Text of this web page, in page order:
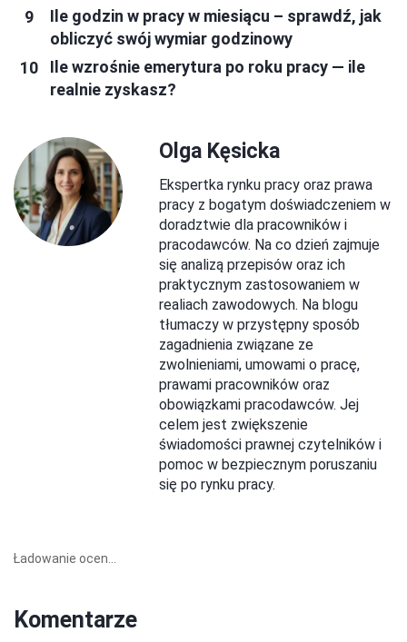
Ile godzin w pracy w miesiącu – sprawdź, jak
obliczyć swój wymiar godzinowy
Ile wzrośnie emerytura po roku pracy — ile
realnie zyskasz?
Olga Kęsicka
Ekspertka rynku pracy oraz prawa
pracy z bogatym doświadczeniem w
doradztwie dla pracowników i
pracodawców. Na co dzień zajmuje
się analizą przepisów oraz ich
praktycznym zastosowaniem w
realiach zawodowych. Na blogu
tłumaczy w przystępny sposób
zagadnienia związane ze
zwolnieniami, umowami o pracę,
prawami pracowników oraz
obowiązkami pracodawców. Jej
celem jest zwiększenie
świadomości prawnej czytelników i
pomoc w bezpiecznym poruszaniu
się po rynku pracy.
Ładowanie ocen...
Komentarze